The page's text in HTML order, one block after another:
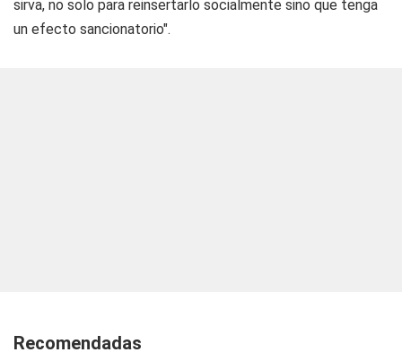
sirva, no solo para reinsertarlo socialmente sino que tenga
un efecto sancionatorio".
Recomendadas